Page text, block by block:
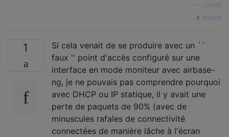
JohnW
source
1
Si cela venait de se produire avec un ``
faux '' point d'accès configuré sur une
interface en mode moniteur avec airbase-
ng, je ne pouvais pas comprendre pourquoi
avec DHCP ou IP statique, il y avait une
perte de paquets de 90% (avec de
minuscules rafales de connectivité
connectées de manière lâche à l'écran